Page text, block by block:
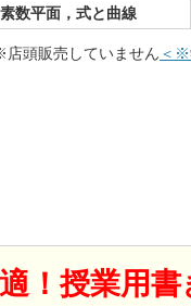
数平面，式と曲線
店頭販売していません ＜※
！授業用